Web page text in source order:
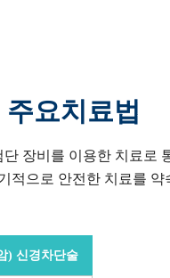
주요치료법
장비를 이용한 치료로
적으로 안전한 치료를 약
) 신경차단술